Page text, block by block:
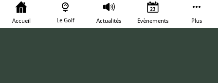
Accueil Le Golf Actualités Evènements Plus